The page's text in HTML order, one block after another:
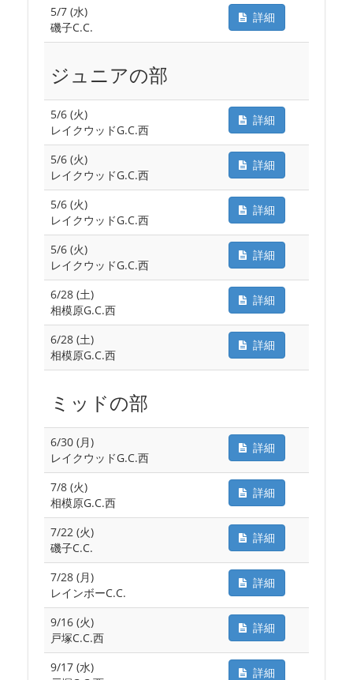
5/7 (水)
磯子C.C.
詳細
ジュニアの部
5/6 (火)
レイクウッドG.C.西
詳細
5/6 (火)
レイクウッドG.C.西
詳細
5/6 (火)
レイクウッドG.C.西
詳細
5/6 (火)
レイクウッドG.C.西
詳細
6/28 (土)
相模原G.C.西
詳細
6/28 (土)
相模原G.C.西
詳細
ミッドの部
6/30 (月)
レイクウッドG.C.西
詳細
7/8 (火)
相模原G.C.西
詳細
7/22 (火)
磯子C.C.
詳細
7/28 (月)
レインボーC.C.
詳細
9/16 (火)
戸塚C.C.西
詳細
9/17 (水)
詳細